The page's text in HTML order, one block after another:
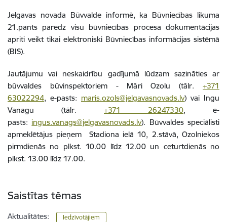
Jelgavas novada Būvvalde informē, ka Būvniecības likuma
21.pants paredz visu būvniecības procesa dokumentācijas
apriti veikt tikai elektroniski Būvniecības informācijas sistēmā
(BIS).
Jautājumu vai neskaidrību gadījumā lūdzam sazināties ar
būvvaldes būvinspektoriem - Māri Ozolu (tālr. +371
63022294, e-pasts: maris.ozols@jelgavasnovads.lv) vai Ingu
Vanagu (tālr. +371 26247330, e-
pasts: ingus.vanags@jelgavasnovads.lv). Būvvaldes speciālisti
apmeklētājus pieņem Stadiona ielā 10, 2.stāvā, Ozolniekos
pirmdienās no plkst. 10.00 līdz 12.00 un ceturtdienās no
plkst. 13.00 līdz 17.00.
Saistītas tēmas
Aktualitātes: Iedzīvotājiem